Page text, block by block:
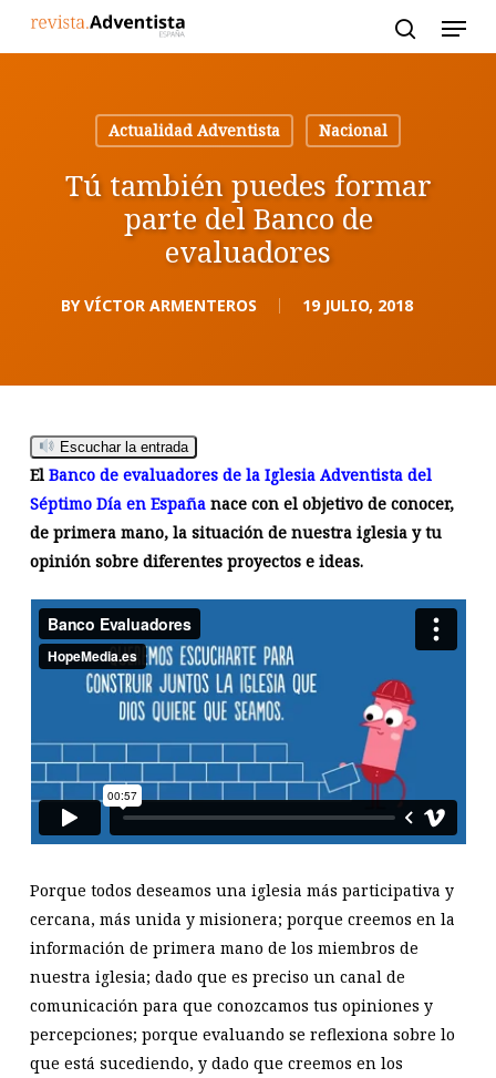
Actualidad Adventista
Nacional
Tú también puedes formar
parte del Banco de
evaluadores
BY VÍCTOR ARMENTEROS 19 JULIO, 2018
Escuchar la entrada
El Banco de evaluadores de la Iglesia Adventista del
Séptimo Día en Españanace con el objetivo de conocer,
de primera mano, la situación de nuestra iglesia y tu
opinión sobre diferentes proyectos e ideas.
Porque todos deseamos una iglesia más participativa y
cercana, más unida y misionera; porque creemos en la
información de primera mano de los miembros de
nuestra iglesia; dado que es preciso un canal de
comunicación para que conozcamos tus opiniones y
percepciones; porque evaluando se reflexiona sobre lo
que está sucediendo, y dado que creemos en los